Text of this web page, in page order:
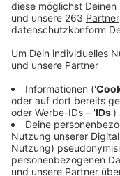
Anzeige
Morgen befasst
Düsseldorfer
Abschiebung
Berleburg. Der
nachdem er am
Kreises Siegen-
war. Die SPD-